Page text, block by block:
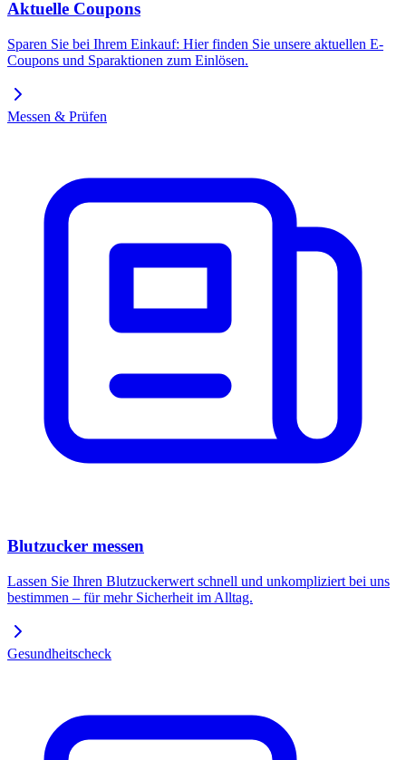
Aktuelle Coupons
Sparen Sie bei Ihrem Einkauf: Hier finden Sie unsere aktuellen E-
Coupons und Sparaktionen zum Einlösen.
Messen & Prüfen
Blutzucker messen
Lassen Sie Ihren Blutzuckerwert schnell und unkompliziert bei uns
bestimmen – für mehr Sicherheit im Alltag.
Gesundheitscheck